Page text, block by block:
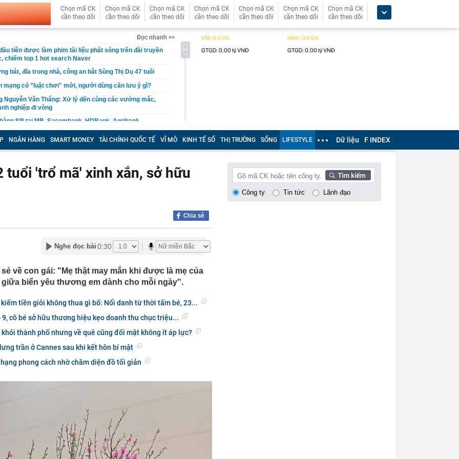
Chọn mã CK
cần theo dõi
Chọn mã CK
cần theo dõi
Chọn mã CK
cần theo dõi
Chọn mã CK
cần theo dõi
Chọn mã CK
cần theo dõi
Chọn mã CK
cần theo dõi
Chọn mã CK
cần theo dõi
Đọc nhanh >>
tiên được làm phim tài liệu phát sóng trên đài truyền
chiếm top 1 hot search Naver
bát, đĩa trong nhà, công an bắt Sùng Thị Dụ 47 tuổi
mạng có "luật chơi" mới, người dùng cần lưu ý gì?
Nguyễn Văn Thắng: Xử lý đến cùng các vướng mắc,
nghiệp đi vòng
8/8 tại MB, Sacombank, HDBank, Agribank,
VietinBank,...
cho Ukraine dùng Starlink dẫn đường cho các đòn
đơn giản
Beckham khoe visual xinh đẹp, thanh xuân mơn mởn
đô, đọ sắc cùng mẹ - Victoria ngoài 50 vẫn đỉnh
máy tính cần làm ngay điều này để tránh bị phạt tới
của Hari Won
nhân vụ cháy chung cư ở Hồng Kông (Trung Quốc)
cảnh với chủ hộ kinh doanh Trang Dương
7 Âm lịch, 3 con giáp này vẫn được Thần tài che chở,
lộ: 6 loại cá biển giá bình dân, người không biết hay
lại thích mua
mát vừa thoát nước tốt đang dần trở thành xu hướng
mẹ trồng 19 năm bất ngờ “nằm dài” khắp chậu, đến
trầm trồ.
'cá voi' Strategy: ChatGPT giúp tôi kiếm 15 tỷ USD,
nhiều hơn robot
NGÂN HÀNG SMART MONEY TÀI CHÍNH QUỐC TẾ VĨ MÔ KINH TẾ SỐ THỊ TRƯỜNG SỐNG LIFESTYLE Dữ liệu F INDEX
tuổi 'trổ mã' xinh xắn, sở hữu
Chia sẻ
Nghe đọc bài 0:30
về con gái: "Mẹ thật may mắn khi được là mẹ của
biển yêu thương em dành cho mỗi ngày".
tiền giỏi không thua gì bố: Nổi danh từ thời tấm bé, 23...
cô bé sở hữu thương hiệu kẹo doanh thu chục triệu...
thành phố nhưng về quê cũng đối mặt không ít áp lực?
trần ở Cannes sau khi kết hôn bí mật
phong cách nhờ chăm diện đồ tối giản
Công ty Tin tức Lãnh đạo